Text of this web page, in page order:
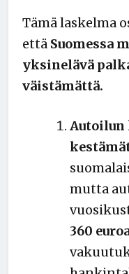
Tämä laskelma
että Suomessa
yksinelävä
väistämättä.
Autoilun
mutta
360